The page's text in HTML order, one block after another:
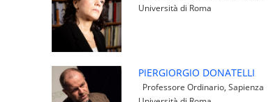
Università di Roma
PIERGIORGIO DONATELLI
Professore Ordinario, Sapienza